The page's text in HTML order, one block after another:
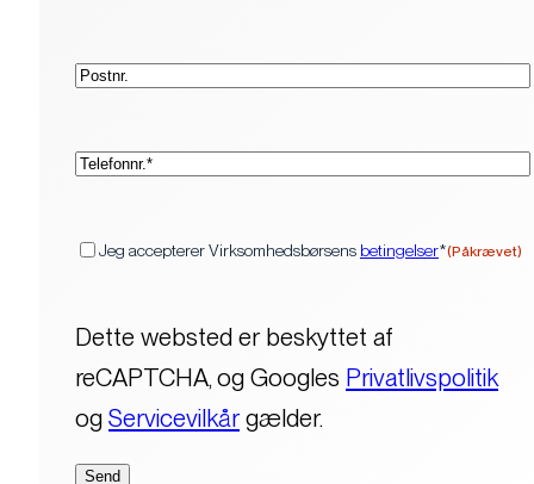
Postnr.
Telefon*
Jeg accepterer Virksomhedsbørsens betingelser*(Påkrævet)
Dette websted er beskyttet af
reCAPTCHA, og Googles Privatlivspolitik
og Servicevilkårgælder.